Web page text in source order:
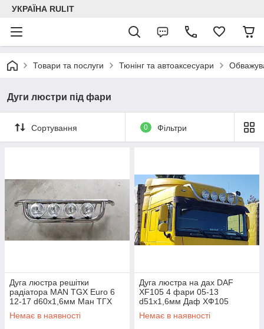
УКРАЇНА RULIT
Товари та послуги Тюнінг та автоаксесуари
Дуги люстри під фари
Сортування 0 Фільтри
Дуга люстра решітки
радіатора MAN TGX Euro 6
12-17 d60х1,6мм Ман ТГХ
Немає в наявності
Дуга люстра на дах DAF
XF105 4 фари 05-13
d51х1,6мм Даф ХФ105
Немає в наявності